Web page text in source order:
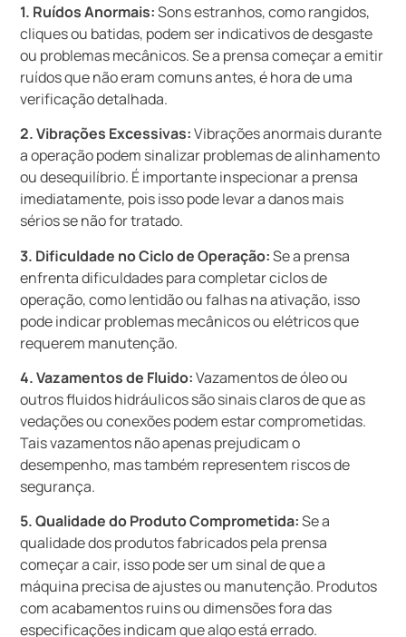
1. Ruídos Anormais:Sons estranhos, como rangidos,
cliques ou batidas, podem ser indicativos de desgaste
ou problemas mecânicos. Se a prensa começar a emitir
ruídos que não eram comuns antes, é hora de uma
verificação detalhada.
2. Vibrações Excessivas:Vibrações anormais durante
a operação podem sinalizar problemas de alinhamento
ou desequilíbrio. É importante inspecionar a prensa
imediatamente, pois isso pode levar a danos mais
sérios se não for tratado.
3. Dificuldade no Ciclo de Operação:Se a prensa
enfrenta dificuldades para completar ciclos de
operação, como lentidão ou falhas na ativação, isso
pode indicar problemas mecânicos ou elétricos que
requerem manutenção.
4. Vazamentos de Fluido:Vazamentos de óleo ou
outros fluidos hidráulicos são sinais claros de que as
vedações ou conexões podem estar comprometidas.
Tais vazamentos não apenas prejudicam o
desempenho, mas também representem riscos de
segurança.
5. Qualidade do Produto Comprometida:Se a
qualidade dos produtos fabricados pela prensa
começar a cair, isso pode ser um sinal de que a
máquina precisa de ajustes ou manutenção. Produtos
com acabamentos ruins ou dimensões fora das
especificações indicam que algo está errado.